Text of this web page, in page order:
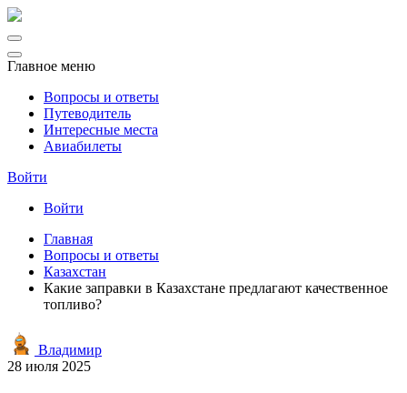
Главное меню
Вопросы и ответы
Путеводитель
Интересные места
Авиабилеты
Войти
Войти
Главная
Вопросы и ответы
Казахстан
Какие заправки в Казахстане предлагают качественное
топливо?
Владимир
28 июля 2025